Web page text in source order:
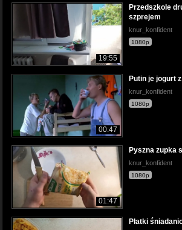
19:55
Przedszkole
szprejem
knur_konfident
1080p
00:47
Putin je jogurt
knur_konfident
1080p
01:47
Pyszna zupka
knur_konfident
1080p
Płatki